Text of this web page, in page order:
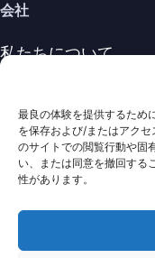
最良の体験を提供するため
を保存および/またはアク
のサイトでの閲覧行動や固
い、または同意を撤回する
性があります。
会社
私たちについて
2026